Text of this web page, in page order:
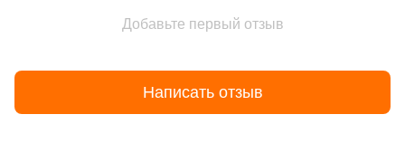
Добавьте первый отзыв
Написать отзыв